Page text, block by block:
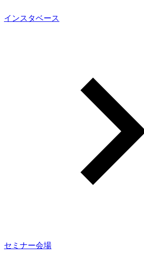
インスタベース
セミナー会場